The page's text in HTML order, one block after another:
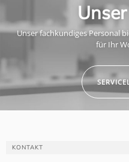
Unser fachkundiges Personal
für Ihr
KONTAKT